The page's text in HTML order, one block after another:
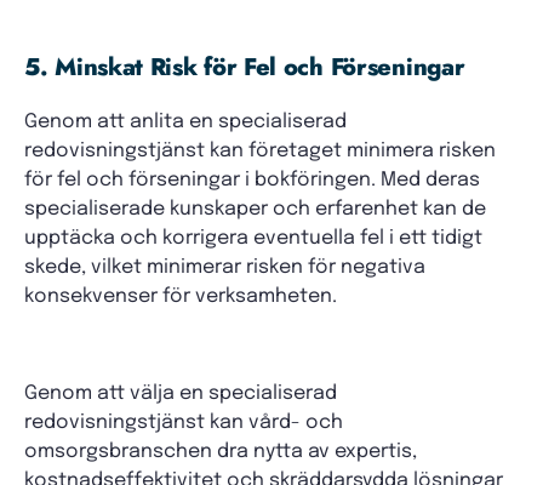
5. Minskat Risk för Fel och Förseningar
Genom att anlita en specialiserad
redovisningstjänst kan företaget minimera risken
för fel och förseningar i bokföringen. Med deras
specialiserade kunskaper och erfarenhet kan de
upptäcka och korrigera eventuella fel i ett tidigt
skede, vilket minimerar risken för negativa
konsekvenser för verksamheten.
Genom att välja en specialiserad
redovisningstjänst kan vård- och
omsorgsbranschen dra nytta av expertis,
kostnadseffektivitet och skräddarsydda lösningar